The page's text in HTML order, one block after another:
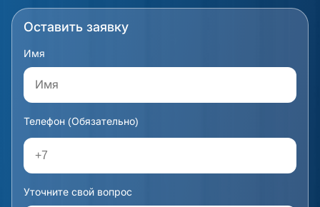
Оставить заявку
Имя
Телефон (Обязательно)
Уточните свой вопрос